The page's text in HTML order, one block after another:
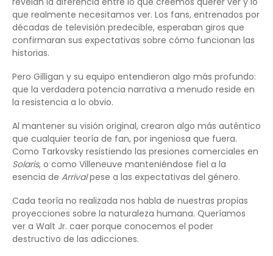
que realmente necesitamos ver. Los fans, entrenados por
décadas de televisión predecible, esperaban giros que
confirmaran sus expectativas sobre cómo funcionan las
historias.
Pero Gilligan y su equipo entendieron algo más profundo:
que la verdadera potencia narrativa a menudo reside en
la resistencia a lo obvio.
Al mantener su visión original, crearon algo más auténtico
que cualquier teoría de fan, por ingeniosa que fuera.
Como Tarkovsky resistiendo las presiones comerciales en
Solaris, o como Villeneuve manteniéndose fiel a la
esencia de Arrivalpese a las expectativas del género.
Cada teoría no realizada nos habla de nuestras propias
proyecciones sobre la naturaleza humana. Queríamos
ver a Walt Jr. caer porque conocemos el poder
destructivo de las adicciones.